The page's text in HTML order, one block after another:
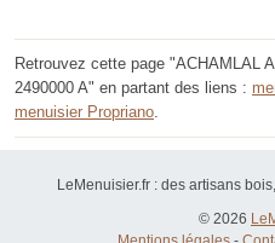
Retrouvez cette page "ACHAMLAL
2490000 A" en partant des liens :
menuisier Propriano
LeMenuisier.fr : des artisans
© 2026